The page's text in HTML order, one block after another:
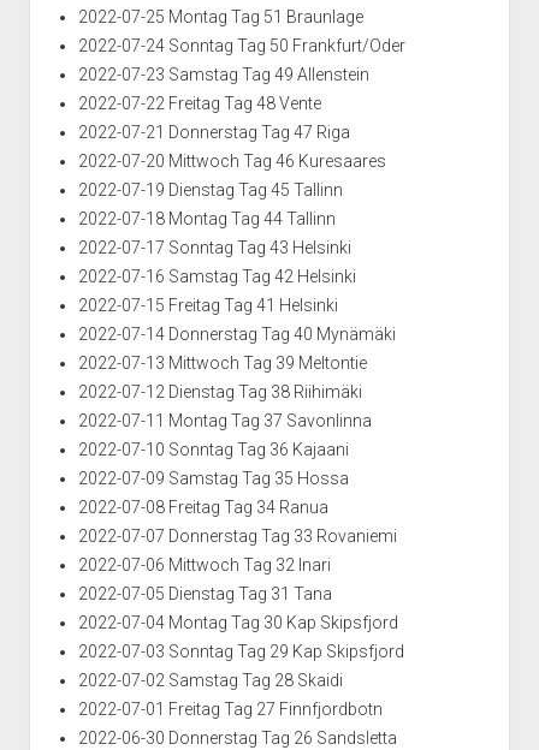
2022-07-25 Montag Tag 51 Braunlage
2022-07-24 Sonntag Tag 50 Frankfurt/Oder
2022-07-23 Samstag Tag 49 Allenstein
2022-07-22 Freitag Tag 48 Vente
2022-07-21 Donnerstag Tag 47 Riga
2022-07-20 Mittwoch Tag 46 Kuresaares
2022-07-19 Dienstag Tag 45 Tallinn
2022-07-18 Montag Tag 44 Tallinn
2022-07-17 Sonntag Tag 43 Helsinki
2022-07-16 Samstag Tag 42 Helsinki
2022-07-15 Freitag Tag 41 Helsinki
2022-07-14 Donnerstag Tag 40 Mynämäki
2022-07-13 Mittwoch Tag 39 Meltontie
2022-07-12 Dienstag Tag 38 Riihimäki
2022-07-11 Montag Tag 37 Savonlinna
2022-07-10 Sonntag Tag 36 Kajaani
2022-07-09 Samstag Tag 35 Hossa
2022-07-08 Freitag Tag 34 Ranua
2022-07-07 Donnerstag Tag 33 Rovaniemi
2022-07-06 Mittwoch Tag 32 Inari
2022-07-05 Dienstag Tag 31 Tana
2022-07-04 Montag Tag 30 Kap Skipsfjord
2022-07-03 Sonntag Tag 29 Kap Skipsfjord
2022-07-02 Samstag Tag 28 Skaidi
2022-07-01 Freitag Tag 27 Finnfjordbotn
2022-06-30 Donnerstag Tag 26 Sandsletta